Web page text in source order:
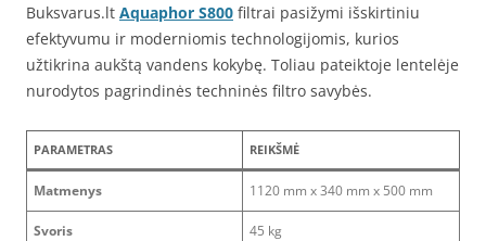
Buksvarus.lt Aquaphor S800 filtrai pasižymi išskirtiniu
efektyvumu ir moderniomis technologijomis, kurios
užtikrina aukštą vandens kokybę. Toliau pateiktoje lentelėje
nurodytos pagrindinės techninės filtro savybės.
PARAMETRAS REIKŠMĖ
Matmenys 1120 mm x 340 mm x 500 mm
Svoris 45 kg